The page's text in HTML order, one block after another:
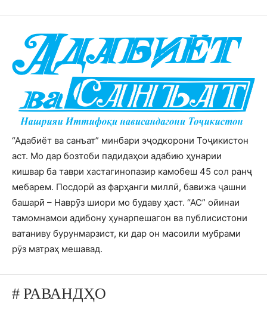
“Адабиёт ва санъат” минбари эҷодкорони Тоҷикистон
аст. Мо дар бозтоби падидаҳои адабию ҳунарии
кишвар ба таври хастагинопазир камобеш 45 сол ранҷ
мебарем. Посдорӣ аз фарҳанги миллӣ, бавижа ҷашни
башарӣ – Наврӯз шиори мо будаву ҳаст. “АС” ойинаи
тамомнамои адибону ҳунарпешагон ва публисистони
ватаниву бурунмарзист, ки дар он масоили мубрами
рӯз матраҳ мешавад.
# РАВАНДҲО